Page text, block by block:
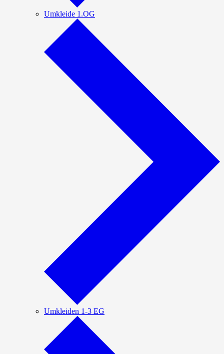
Umkleide 1.OG
Umkleiden 1-3 EG